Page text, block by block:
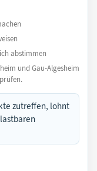
abstimmen
und Gau-Algesheim
zutreffen, lohnt